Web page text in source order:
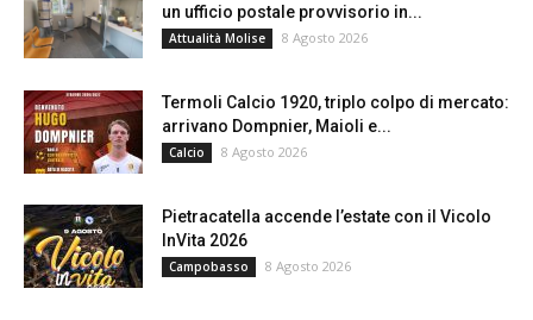
un ufficio postale provvisorio in...
Attualità Molise 8 Agosto 2026
Termoli Calcio 1920, triplo colpo di mercato:
arrivano Dompnier, Maioli e...
Calcio 8 Agosto 2026
Pietracatella accende l’estate con il Vicolo
InVita 2026
Campobasso 8 Agosto 2026